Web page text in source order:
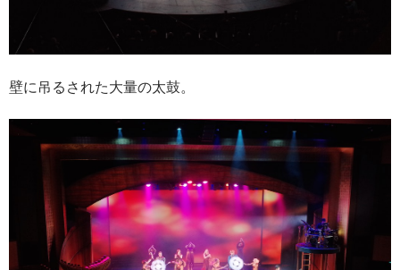
壁に吊るされた大量の太鼓。